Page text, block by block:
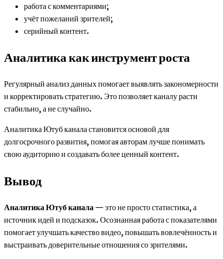
работа с комментариями;
учёт пожеланий зрителей;
серийный контент.
Аналитика как инструмент роста
Регулярный анализ данных помогает выявлять закономерности
и корректировать стратегию. Это позволяет каналу расти
стабильно, а не случайно.
Аналитика Ютуб канала становится основой для
долгосрочного развития, помогая авторам лучше понимать
свою аудиторию и создавать более ценный контент.
Вывод
Аналитика Ютуб канала — это не просто статистика, а
источник идей и подсказок. Осознанная работа с показателями
помогает улучшать качество видео, повышать вовлечённость и
выстраивать доверительные отношения со зрителями.